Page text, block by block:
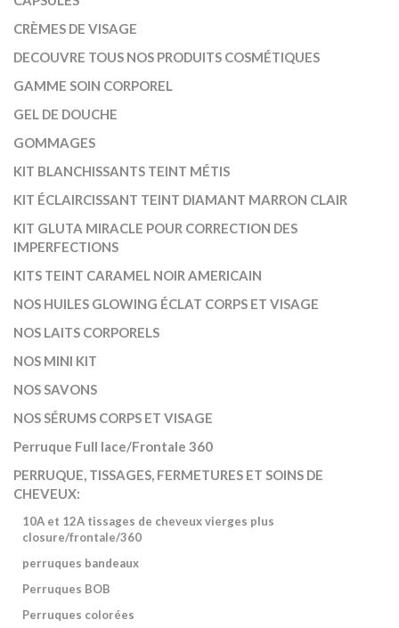
CRÈMES DE VISAGE
DECOUVRE TOUS NOS PRODUITS COSMÉTIQUES
GAMME SOIN CORPOREL
GEL DE DOUCHE
GOMMAGES
KIT BLANCHISSANTS TEINT MÉTIS
KIT ÉCLAIRCISSANT TEINT DIAMANT MARRON CLAIR
KIT GLUTA MIRACLE POUR CORRECTION DES
IMPERFECTIONS
KITS TEINT CARAMEL NOIR AMERICAIN
NOS HUILES GLOWING ÉCLAT CORPS ET VISAGE
NOS LAITS CORPORELS
NOS MINI KIT
NOS SAVONS
NOS SÉRUMS CORPS ET VISAGE
Perruque Full lace/Frontale 360
PERRUQUE, TISSAGES, FERMETURES ET SOINS DE
CHEVEUX:
10A et 12A tissages de cheveux vierges plus
closure/frontale/360
perruques bandeaux
Perruques BOB
Perruques colorées